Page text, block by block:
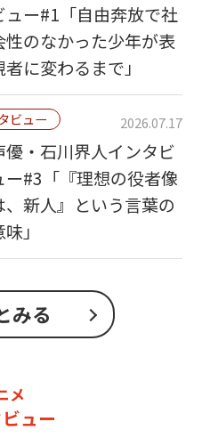
ュー#1「自由奔放で社
性のなかった少年が表
者に変わるまで」
ビュー 2026.07.17
優・石川界人インタビ
ー#3「『理想の役者像
、新人』という言葉の
」
みる
メ
ュー